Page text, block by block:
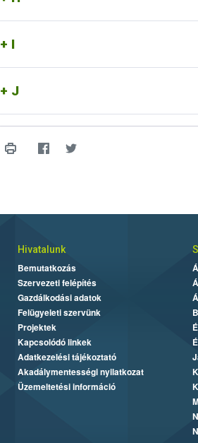
I
J
Hivatalunk
Bemutatkozás
Szervezeti felépítés
Gazdálkodási adatok
Felügyeleti szervünk
Projektek
Kapcsolódó linkek
Adatkezelési tájékoztató
Akadálymentességi nyilatkozat
Üzemeltetési információ